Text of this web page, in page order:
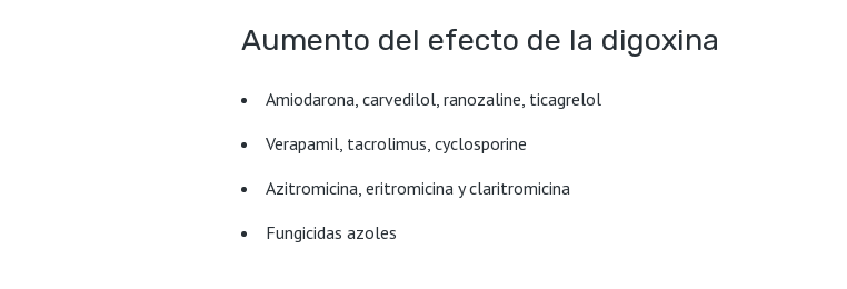
Aumento del efecto de la digoxina
Amiodarona, carvedilol, ranozaline, ticagrelol
Verapamil, tacrolimus, cyclosporine
Azitromicina, eritromicina y claritromicina
Fungicidas azoles